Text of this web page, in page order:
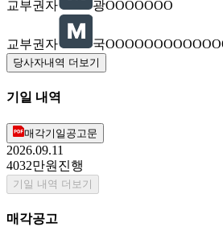
교부권자 광OOOOOOO
교부권자 국
당사자내역 더보기
기일 내역
매각기일공고문
2026.09.11
4032만원 진행
기일 내역 더보기
매각공고